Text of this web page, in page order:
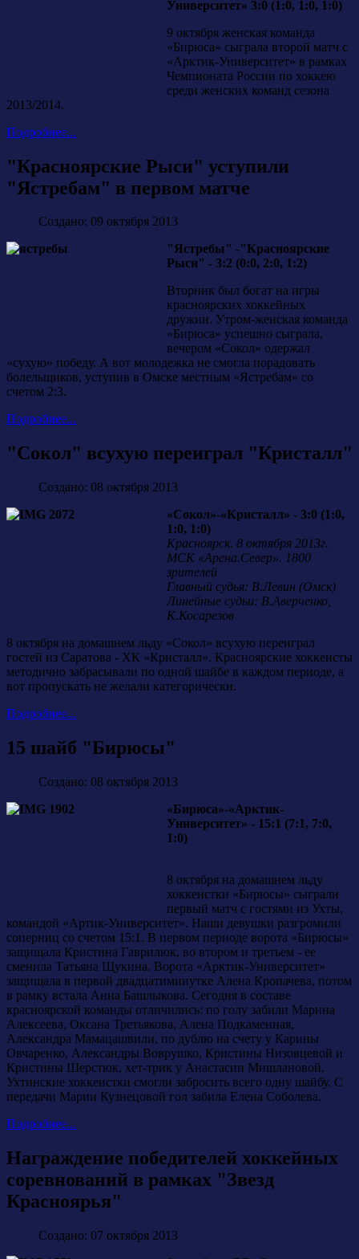
Университет» 3:0 (1:0, 1:0, 1:0)
9 октября женская команда
«Бирюса» сыграла второй матч с
«Арктик-Университет» в рамках
Чемпионата России по хоккею
среди женских команд сезона
2013/2014.
Подробнее...
"Красноярские Рыси" уступили
"Ястребам" в первом матче
Создано: 09 октября 2013
"Ястребы" -"Красноярские
Рыси" - 3:2 (0:0, 2:0, 1:2)
Вторник был богат на игры
красноярских хоккейных
дружин. Утром-женская команда
«Бирюса» успешно сыграла,
вечером «Сокол» одержал
«сухую» победу. А вот молодежка не смогла порадовать
болельщиков, уступив в Омске местным «Ястребам» со
счетом 2:3.
Подробнее...
"Сокол" всухую переиграл "Кристалл"
Создано: 08 октября 2013
«Сокол»-«Кристалл» - 3:0 (1:0,
1:0, 1:0)
Красноярск. 8 октября 2013г.
МСК «Арена.Север». 1800
зрителей
Главный судья: В.Левин (Омск)
Линейные судьи: В.Аверченко,
К.Косарезов
8 октября на домашнем льду «Сокол» всухую переиграл
гостей из Саратова - ХК «Кристалл». Красноярские хоккеисты
методично забрасывали по одной шайбе в каждом периоде, а
вот пропускать не желали категорически.
Подробнее...
15 шайб "Бирюсы"
Создано: 08 октября 2013
«Бирюса»-«Арктик-
Университет» - 15:1 (7:1, 7:0,
1:0)
8 октября на домашнем льду
хоккеистки «Бирюсы» сыграли
первый матч с гостями из Ухты,
командой «Артик-Университет». Наши девушки разгромили
соперниц со счетом 15:1. В первом периоде ворота «Бирюсы»
защищала Кристина Гаврилюк, во втором и третьем - ее
сменила Татьяна Щукина. Ворота «Арктик-Университет»
защищала в первой двадцатиминутке Алена Кропачева, потом
в рамку встала Анна Башлыкова. Сегодня в составе
красноярской команды отличились: по голу забили Марина
Алексеева, Оксана Третьякова, Алена Подкаменная,
Александра Мамацашвили, по дублю на счету у Карины
Овчаренко, Александры Воврушко, Кристины Низовцевой и
Кристины Шерстюк, хет-трик у Анастасии Мишлановой.
Ухтинские хоккеистки смогли забросить всего одну шайбу. С
передачи Марии Кузнецовой гол забила Елена Соболева.
Подробнее...
Награждение победителей хоккейных
соревнований в рамках "Звезд
Красноярья"
Создано: 07 октября 2013